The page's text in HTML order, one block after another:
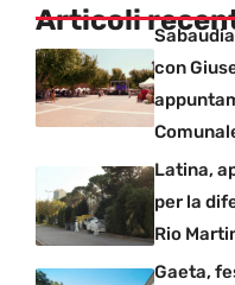
Articoli
con
Latina,
per la
Rio
Gaeta,